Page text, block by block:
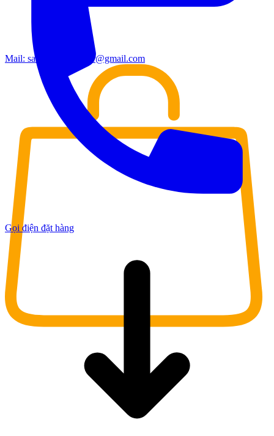
Mail: sales.moderndoor@gmail.com
Gọi điện đặt hàng